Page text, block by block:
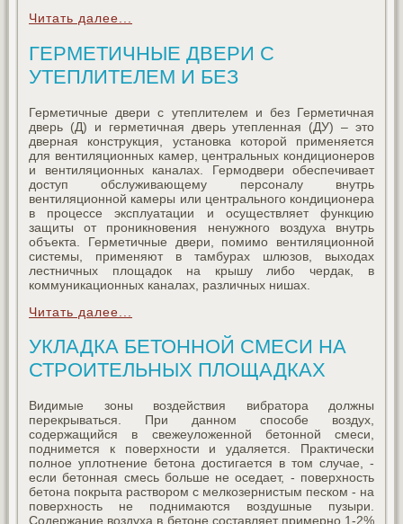
Читать далее...
ГЕРМЕТИЧНЫЕ ДВЕРИ С
УТЕПЛИТЕЛЕМ И БЕЗ
Герметичные двери с утеплителем и без Герметичная
дверь (Д) и герметичная дверь утепленная (ДУ) – это
дверная конструкция, установка которой применяется
для вентиляционных камер, центральных кондиционеров
и вентиляционных каналах. Гермодвери обеспечивает
доступ обслуживающему персоналу внутрь
вентиляционной камеры или центрального кондиционера
в процессе эксплуатации и осуществляет функцию
защиты от проникновения ненужного воздуха внутрь
объекта. Герметичные двери, помимо вентиляционной
системы, применяют в тамбурах шлюзов, выходах
лестничных площадок на крышу либо чердак, в
коммуникационных каналах, различных нишах.
Читать далее...
УКЛАДКА БЕТОННОЙ СМЕСИ НА
СТРОИТЕЛЬНЫХ ПЛОЩАДКАХ
Видимые зоны воздействия вибратора должны
перекрываться. При данном способе воздух,
содержащийся в свежеуложенной бетонной смеси,
поднимется к поверхности и удаляется. Практически
полное уплотнение бетона достигается в том случае, -
если бетонная смесь больше не оседает, - поверхность
бетона покрыта раствором с мелкозернистым песком - на
поверхность не поднимаются воздушные пузыри.
Содержание воздуха в бетоне составляет примерно 1-2%